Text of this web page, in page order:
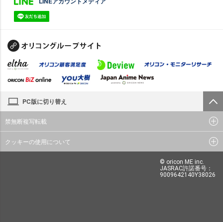
PC版に切り替え
禁無断複写転載
クッキーの使用について
© oricon ME inc.
JASRAC許諾番号：
9009642140Y38026